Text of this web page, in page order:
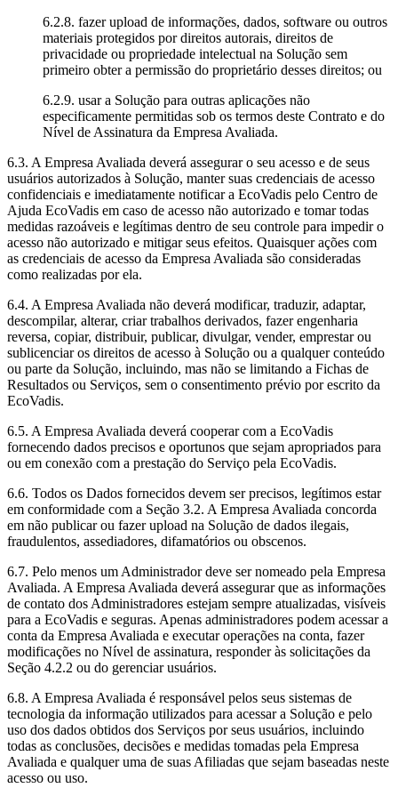
6.2.8. fazer upload de informações, dados, software ou outros
materiais protegidos por direitos autorais, direitos de
privacidade ou propriedade intelectual na Solução sem
primeiro obter a permissão do proprietário desses direitos; ou
6.2.9. usar a Solução para outras aplicações não
especificamente permitidas sob os termos deste Contrato e do
Nível de Assinatura da Empresa Avaliada.
6.3. A Empresa Avaliada deverá assegurar o seu acesso e de seus
usuários autorizados à Solução, manter suas credenciais de acesso
confidenciais e imediatamente notificar a EcoVadis pelo Centro de
Ajuda EcoVadis em caso de acesso não autorizado e tomar todas
medidas razoáveis e legítimas dentro de seu controle para impedir o
acesso não autorizado e mitigar seus efeitos. Quaisquer ações com
as credenciais de acesso da Empresa Avaliada são consideradas
como realizadas por ela.
6.4. A Empresa Avaliada não deverá modificar, traduzir, adaptar,
descompilar, alterar, criar trabalhos derivados, fazer engenharia
reversa, copiar, distribuir, publicar, divulgar, vender, emprestar ou
sublicenciar os direitos de acesso à Solução ou a qualquer conteúdo
ou parte da Solução, incluindo, mas não se limitando a Fichas de
Resultados ou Serviços, sem o consentimento prévio por escrito da
EcoVadis.
6.5. A Empresa Avaliada deverá cooperar com a EcoVadis
fornecendo dados precisos e oportunos que sejam apropriados para
ou em conexão com a prestação do Serviço pela EcoVadis.
6.6. Todos os Dados fornecidos devem ser precisos, legítimos estar
em conformidade com a Seção 3.2. A Empresa Avaliada concorda
em não publicar ou fazer upload na Solução de dados ilegais,
fraudulentos, assediadores, difamatórios ou obscenos.
6.7. Pelo menos um Administrador deve ser nomeado pela Empresa
Avaliada. A Empresa Avaliada deverá assegurar que as informações
de contato dos Administradores estejam sempre atualizadas, visíveis
para a EcoVadis e seguras. Apenas administradores podem acessar a
conta da Empresa Avaliada e executar operações na conta, fazer
modificações no Nível de assinatura, responder às solicitações da
Seção 4.2.2 ou do gerenciar usuários.
6.8. A Empresa Avaliada é responsável pelos seus sistemas de
tecnologia da informação utilizados para acessar a Solução e pelo
uso dos dados obtidos dos Serviços por seus usuários, incluindo
todas as conclusões, decisões e medidas tomadas pela Empresa
Avaliada e qualquer uma de suas Afiliadas que sejam baseadas neste
acesso ou uso.